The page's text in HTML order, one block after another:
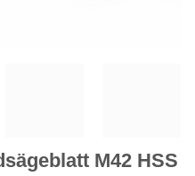
M42 HSS